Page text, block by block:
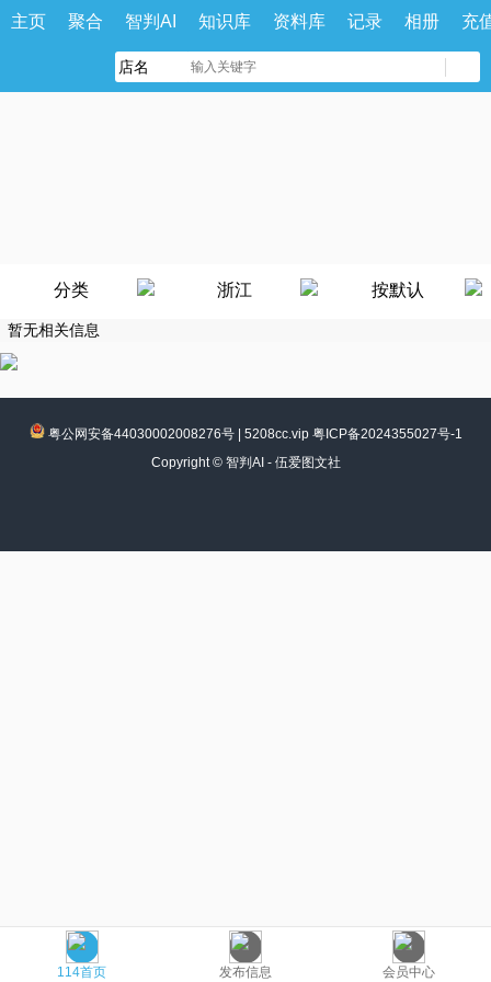
主页 聚合 智判AI 知识库 资料库 记录 相册 充
分类 浙江 按默认
暂无相关信息
114首页 发布信息 会员中心
粤公网安备44030002008276号| 5208cc.vip 粤ICP备2024355027号-1
Copyright © 智判AI - 伍爱图文社